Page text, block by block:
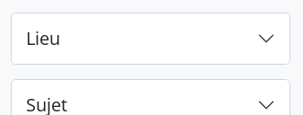
Lieu
Sujet